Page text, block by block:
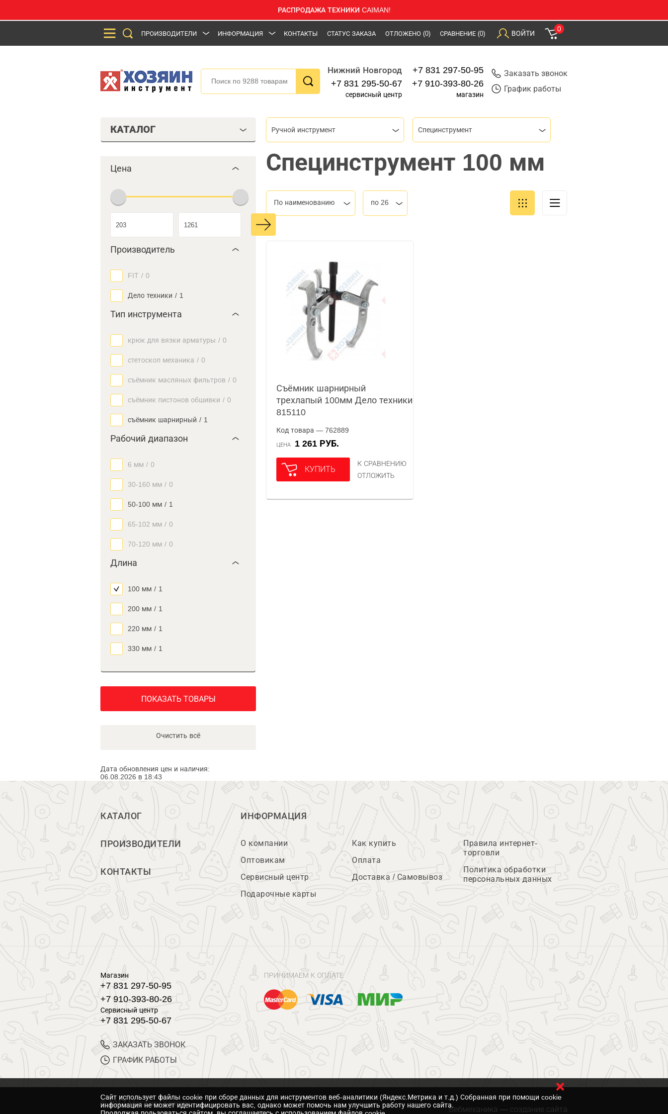
РАСПРОДАЖА ТЕХНИКИ CAIMAN!
ПРОИЗВОДИТЕЛИ ИНФОРМАЦИЯ КОНТАКТЫ СТАТУС ЗАКАЗА ОТЛОЖЕНО (0) СРАВНЕНИЕ (0) ВОЙТИ
0
Нижний Новгород
+7 831 295-50-67
сервисный центр
+7 831 297-50-95
+7 910-393-80-26
магазин
Заказать звонок
График работы
КАТАЛОГ
Цена
Производитель
FIT / 0
Дело техники / 1
Тип инструмента
крюк для вязки арматуры / 0
стетоскоп механика / 0
съёмник масляных фильтров / 0
съёмник пистонов обшивки / 0
съёмник шарнирный / 1
Рабочий диапазон
6 мм / 0
30-160 мм / 0
50-100 мм / 1
65-102 мм / 0
70-120 мм / 0
Длина
100 мм / 1
200 мм / 1
220 мм / 1
330 мм / 1
ПОКАЗАТЬ ТОВАРЫ
Очистить всё
Дата обновления цен и наличия:
06.08.2026 в 18:43
Ручной инструмент Специнструмент
Специнструмент 100 мм
По наименованию по 26
Съёмник шарнирный
трехлапый 100мм Дело техники
815110
Код товара — 762889
ЦЕНА 1 261 РУБ.
КУПИТЬ
К СРАВНЕНИЮ
ОТЛОЖИТЬ
КАТАЛОГ
ПРОИЗВОДИТЕЛИ
КОНТАКТЫ
ИНФОРМАЦИЯ
О компании
Оптовикам
Сервисный центр
Подарочные карты
Как купить
Оплата
Доставка / Самовывоз
Правила интернет-
торговли
Политика обработки
персональных данных
Магазин
+7 831 297-50-95
+7 910-393-80-26
Сервисный центр
+7 831 295-50-67
ЗАКАЗАТЬ ЗВОНОК
ГРАФИК РАБОТЫ
ПРИНИМАЕМ К ОПЛАТЕ
© 2017 Магазин Хозяин
Вебмеханика — создание сайта
Cайт использует файлы cookie при сборе данных для инструментов веб-аналитики (Яндекс.Метрика и т.д.) Собранная при помощи cookie
информация не может идентифицировать вас, однако может помочь нам улучшить работу нашего сайта.